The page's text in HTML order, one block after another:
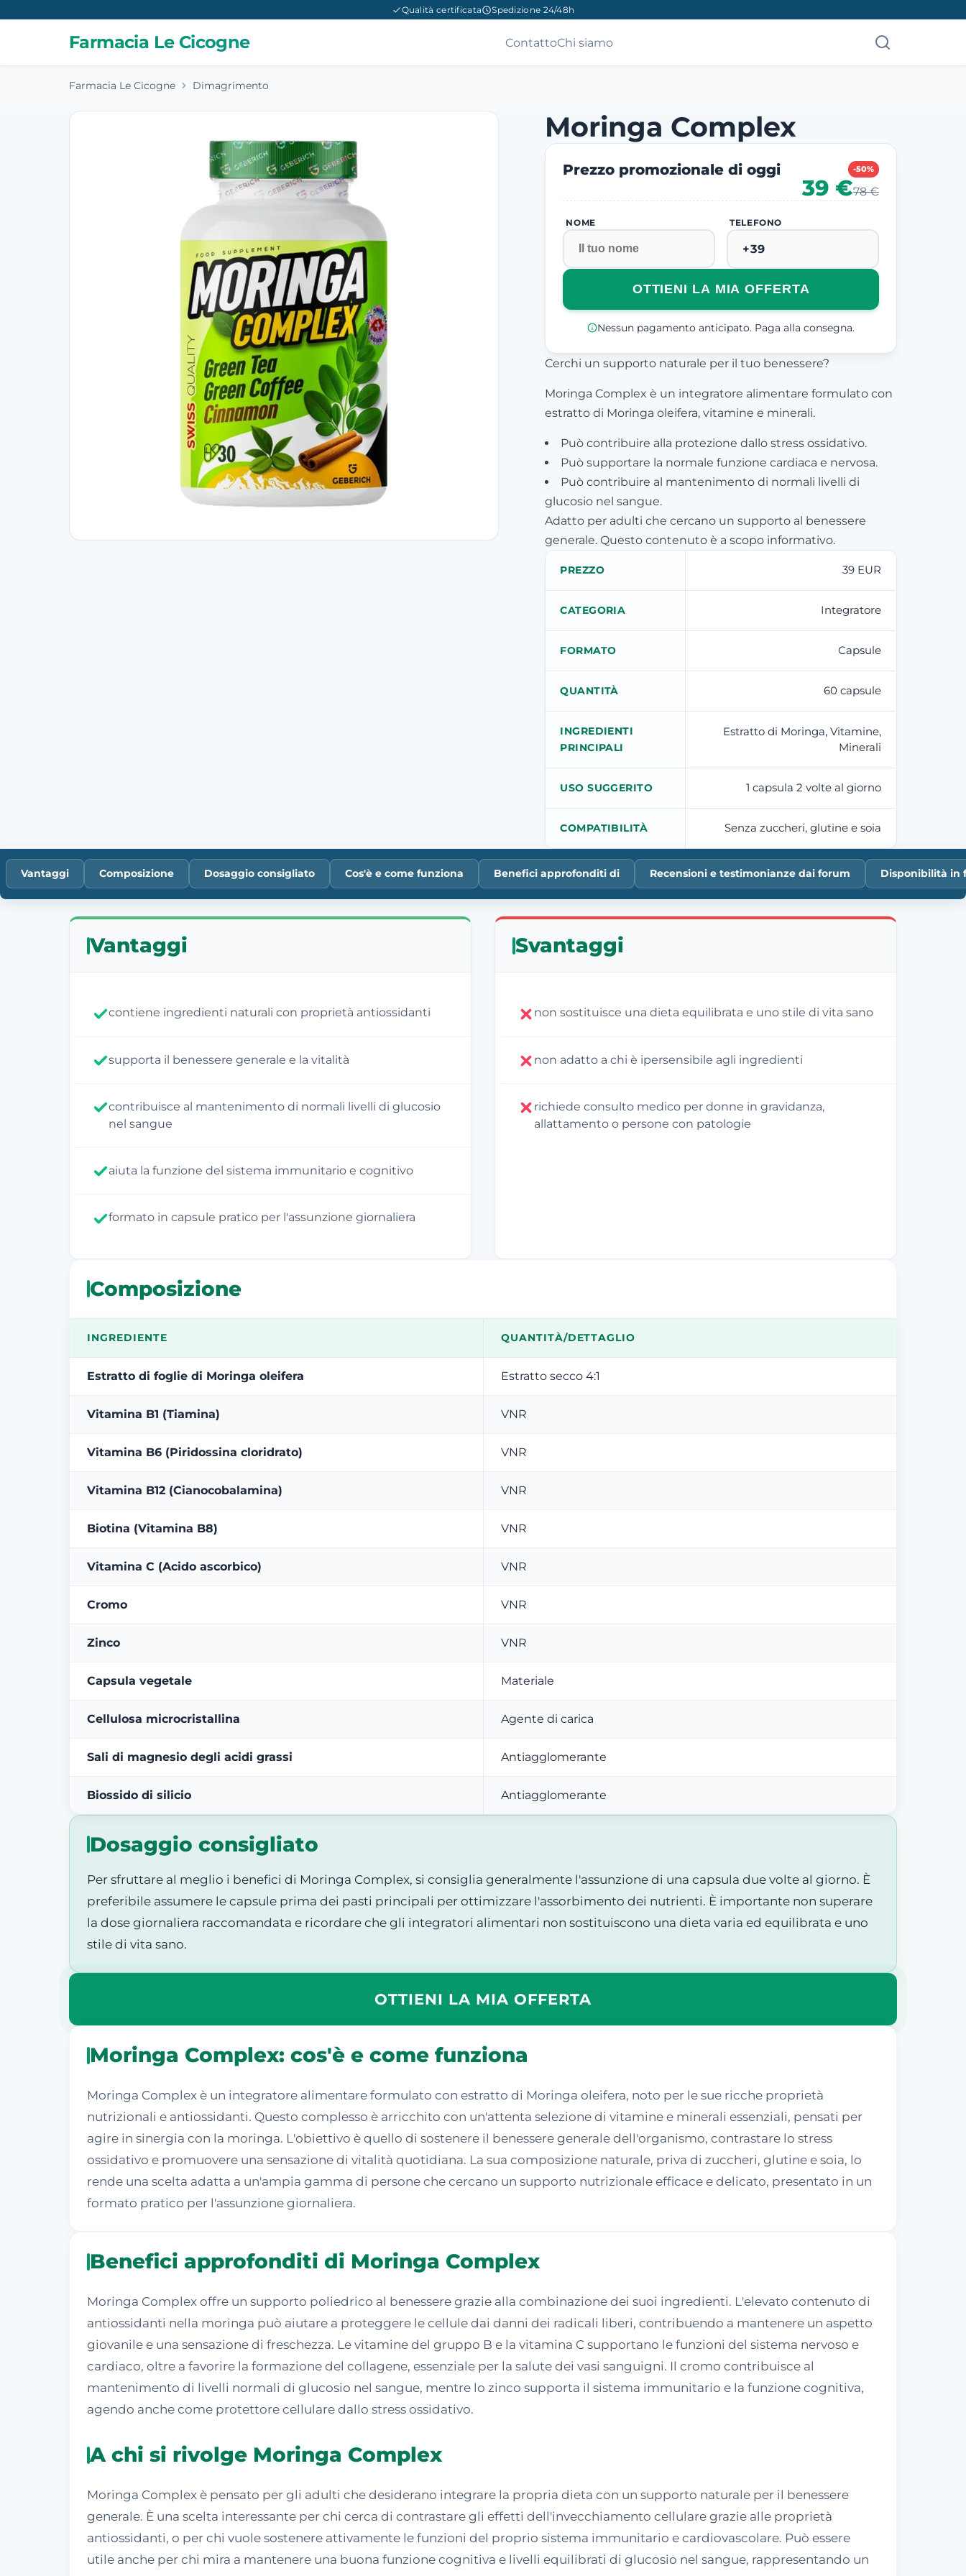
Qualità certificata Spedizione 24/48h
Farmacia Le Cicogne ContattoChi siamo
Farmacia Le Cicogne Dimagrimento
Moringa Complex
Prezzo promozionale di oggi -50%
39 €78 €
NOME TELEFONO
OTTIENI LA MIA OFFERTA
Nessun pagamento anticipato. Paga alla consegna.
Cerchi un supporto naturale per il tuo benessere?
Moringa Complex è un integratore alimentare formulato con
estratto di Moringa oleifera, vitamine e minerali.
Può contribuire alla protezione dallo stress ossidativo.
Può supportare la normale funzione cardiaca e nervosa.
Può contribuire al mantenimento di normali livelli di
glucosio nel sangue.
Adatto per adulti che cercano un supporto al benessere
generale. Questo contenuto è a scopo informativo.
PREZZO 39 EUR
CATEGORIA Integratore
FORMATO Capsule
QUANTITÀ 60 capsule
INGREDIENTI
PRINCIPALI
Estratto di Moringa, Vitamine,
Minerali
USO SUGGERITO 1 capsula 2 volte al giorno
COMPATIBILITÀ Senza zuccheri, glutine e soia
Vantaggi Composizione Dosaggio consigliato Cos'è e come funziona Benefici approfonditi di Recensioni e testimonianze dai forum Disponibilità in
Vantaggi
contiene ingredienti naturali con proprietà antiossidanti
supporta il benessere generale e la vitalità
contribuisce al mantenimento di normali livelli di glucosio
nel sangue
aiuta la funzione del sistema immunitario e cognitivo
formato in capsule pratico per l'assunzione giornaliera
Svantaggi
non sostituisce una dieta equilibrata e uno stile di vita sano
non adatto a chi è ipersensibile agli ingredienti
richiede consulto medico per donne in gravidanza,
allattamento o persone con patologie
Composizione
INGREDIENTE QUANTITÀ/DETTAGLIO
Estratto di foglie di Moringa oleifera Estratto secco 4:1
Vitamina B1 (Tiamina) VNR
Vitamina B6 (Piridossina cloridrato) VNR
Vitamina B12 (Cianocobalamina) VNR
Biotina (Vitamina B8) VNR
Vitamina C (Acido ascorbico) VNR
Cromo VNR
Zinco VNR
Capsula vegetale Materiale
Cellulosa microcristallina Agente di carica
Sali di magnesio degli acidi grassi Antiagglomerante
Biossido di silicio Antiagglomerante
Dosaggio consigliato
Per sfruttare al meglio i benefici di Moringa Complex, si consiglia generalmente l'assunzione di una capsula due volte al giorno. È
preferibile assumere le capsule prima dei pasti principali per ottimizzare l'assorbimento dei nutrienti. È importante non superare
la dose giornaliera raccomandata e ricordare che gli integratori alimentari non sostituiscono una dieta varia ed equilibrata e uno
stile di vita sano.
OTTIENI LA MIA OFFERTA
Moringa Complex: cos'è e come funziona
Moringa Complex è un integratore alimentare formulato con estratto di Moringa oleifera, noto per le sue ricche proprietà
nutrizionali e antiossidanti. Questo complesso è arricchito con un'attenta selezione di vitamine e minerali essenziali, pensati per
agire in sinergia con la moringa. L'obiettivo è quello di sostenere il benessere generale dell'organismo, contrastare lo stress
ossidativo e promuovere una sensazione di vitalità quotidiana. La sua composizione naturale, priva di zuccheri, glutine e soia, lo
rende una scelta adatta a un'ampia gamma di persone che cercano un supporto nutrizionale efficace e delicato, presentato in un
formato pratico per l'assunzione giornaliera.
Benefici approfonditi di Moringa Complex
Moringa Complex offre un supporto poliedrico al benessere grazie alla combinazione dei suoi ingredienti. L'elevato contenuto di
antiossidanti nella moringa può aiutare a proteggere le cellule dai danni dei radicali liberi, contribuendo a mantenere un aspetto
giovanile e una sensazione di freschezza. Le vitamine del gruppo B e la vitamina C supportano le funzioni del sistema nervoso e
cardiaco, oltre a favorire la formazione del collagene, essenziale per la salute dei vasi sanguigni. Il cromo contribuisce al
mantenimento di livelli normali di glucosio nel sangue, mentre lo zinco supporta il sistema immunitario e la funzione cognitiva,
agendo anche come protettore cellulare dallo stress ossidativo.
A chi si rivolge Moringa Complex
Moringa Complex è pensato per gli adulti che desiderano integrare la propria dieta con un supporto naturale per il benessere
generale. È una scelta interessante per chi cerca di contrastare gli effetti dell'invecchiamento cellulare grazie alle proprietà
antiossidanti, o per chi vuole sostenere attivamente le funzioni del proprio sistema immunitario e cardiovascolare. Può essere
utile anche per chi mira a mantenere una buona funzione cognitiva e livelli equilibrati di glucosio nel sangue, rappresentando un